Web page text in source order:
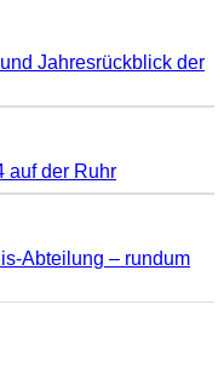
Jahresrückblick der
auf der Ruhr
Abteilung – rundum